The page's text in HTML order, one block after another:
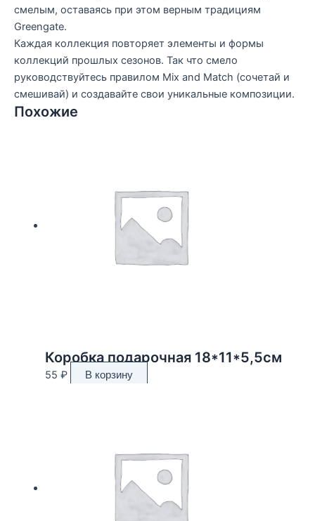
смелым, оставаясь при этом верным традициям
Greengate.
Каждая коллекция повторяет элементы и формы
коллекций прошлых сезонов. Так что смело
руководствуйтесь правилом Mix and Match (сочетай и
смешивай) и создавайте свои уникальные композиции.
Похожие
Коробка подарочная 18*11*5,5см
55 ₽ В корзину